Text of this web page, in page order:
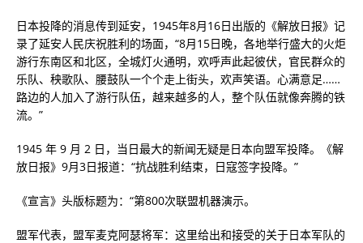
日本投降的消息传到延安，1945年8月16日出版的《解放日报》记
录了延安人民庆祝胜利的场面，“8月15日晚，各地举行盛大的火炬
游行东南区和北区，全城灯火通明，欢呼声此起彼伏，官民群众的
乐队、秧歌队、腰鼓队一个个走上街头，欢声笑语。心满意足……
路边的人加入了游行队伍，越来越多的人，整个队伍就像奔腾的铁
流。”
1945 年 9 月 2 日，当日最大的新闻无疑是日本向盟军投降。《解
放日报》9月3日报道：“抗战胜利结束，日寇签字投降。”
《宣言》头版标题为：“第800次联盟机器演示。
盟军代表，盟军麦克阿瑟将军：这里给出和接受的关于日本军队的